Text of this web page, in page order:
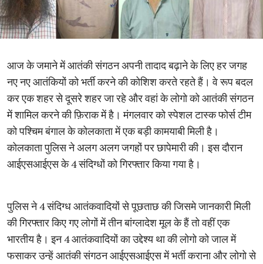
आज के जमाने में आतंकी संगठन अपनी तादाद बढ़ाने के लिए हर जगह
नए नए आतंकियों को भर्ती करने की कोशिश करते रहते हैं। वे रूप बदल
कर एक शहर से दूसरे शहर जा रहे और वहां के लोगो को आतंकी संगठन
में शामिल करने की फ़िराक में है। मंगलवार को स्पेशल टास्क फोर्स टीम
को पश्चिम बंगाल के कोलकाता में एक बड़ी कामयाबी मिली है।
कोलकाता पुलिस ने अलग अलग जगहों पर छापेमारी की। इस दौरान
आईएसआईएस के 4 संदिग्धों को गिरफ्तार किया गया है।
पुलिस ने 4 संदिग्‍ध आतंकवादियों से पूछताछ की जिसमे जानकारी मिली
की गिरफ्तार किए गए लोगों में तीन बांग्लादेश मूल के हैं तो वहीं एक
भारतीय है। इन 4 आतंकवादियों का उद्देश्य था की लोगो को जाल में
फसाकर उन्हें आतंकी संगठन आईएसआईएस में भर्ती कराना और लोगो से